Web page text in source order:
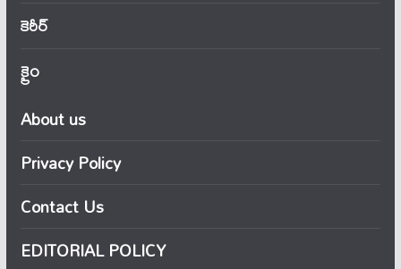
కెరీర్
క్రైం
About us
Privacy Policy
Contact Us
EDITORIAL POLICY